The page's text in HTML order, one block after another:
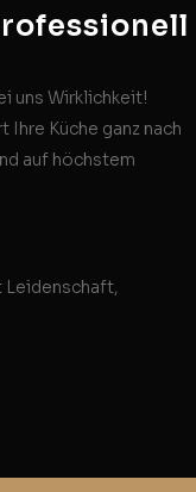
uns Wirklichkeit!
Ihre Küche ganz nach
auf höchstem
Leidenschaft,